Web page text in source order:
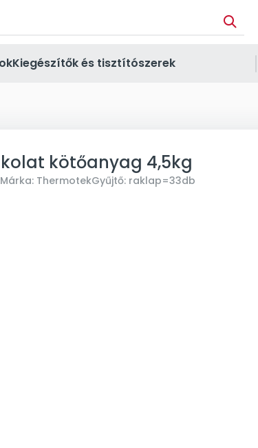
Kiegészítők és tisztítószerek
kötőanyag 4,5kg
Márka: ThermotekGyűjtő: raklap=33db